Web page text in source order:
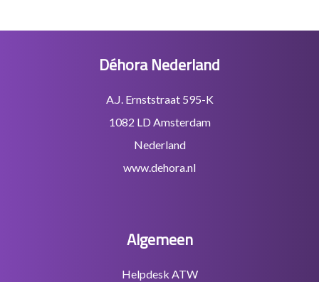
Footer
Déhora Nederland
A.J. Ernststraat 595-K
1082 LD Amsterdam
Nederland
www.dehora.nl
Algemeen
Helpdesk ATW